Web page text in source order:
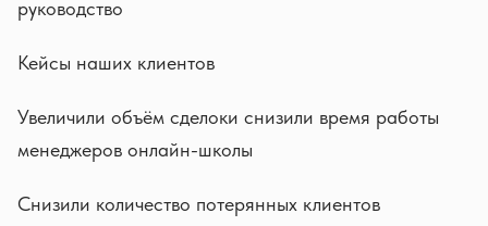
руководство
Кейсы наших клиентов
Увеличили объём сделоки снизили время работы
менеджеров онлайн-школы
Снизили количество потерянных клиентов